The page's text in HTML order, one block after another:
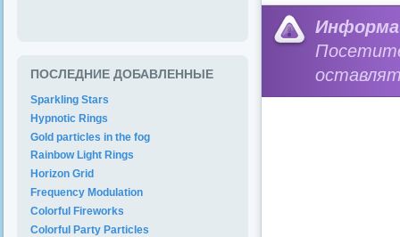
ПОСЛЕДНИЕ ДОБАВЛЕННЫЕ
Sparkling Stars
Hypnotic Rings
Gold particles in the fog
Rainbow Light Rings
Horizon Grid
Frequency Modulation
Colorful Fireworks
Colorful Party Particles